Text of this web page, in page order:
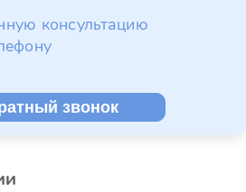
консультацию
звонок